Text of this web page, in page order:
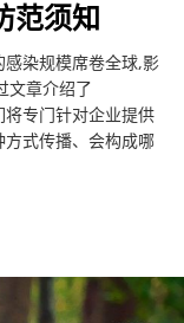
范须知
染规模席卷全球,影
文章介绍了
专门针对企业提供
式传播、会构成哪